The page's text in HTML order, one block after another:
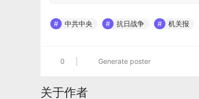
中共中央 抗日战争 机关报
0 Generate poster
关于作者